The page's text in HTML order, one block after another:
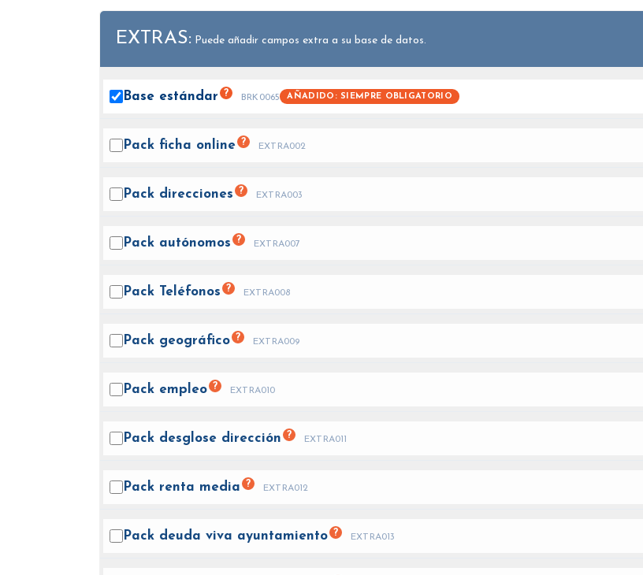
EXTRAS: Puede añadir campos extra a su base de datos.
Base estándar ? BRK0065 AÑADIDO: SIEMPRE OBLIGATORIO
Pack ficha online ? EXTRA002
Pack direcciones ? EXTRA003
Pack autónomos ? EXTRA007
Pack Teléfonos ? EXTRA008
Pack geográfico ? EXTRA009
Pack empleo ? EXTRA010
Pack desglose dirección ? EXTRA011
Pack renta media ? EXTRA012
Pack deuda viva ayuntamiento ? EXTRA013